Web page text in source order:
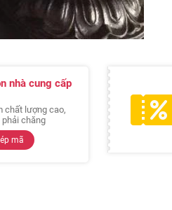
nhà cung cấp
chất lượng cao,
chăng
mã